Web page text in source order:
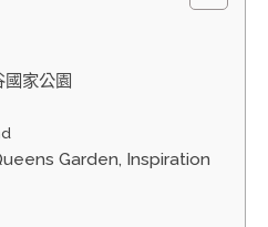
家公園
Garden, Inspiration